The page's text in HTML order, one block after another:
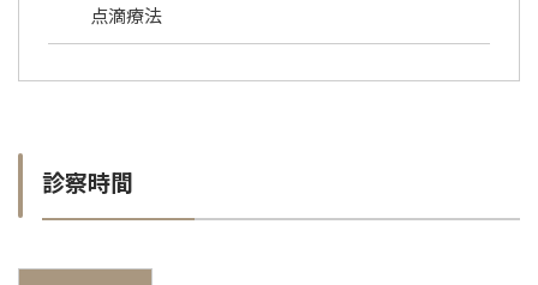
点滴療法
診察時間